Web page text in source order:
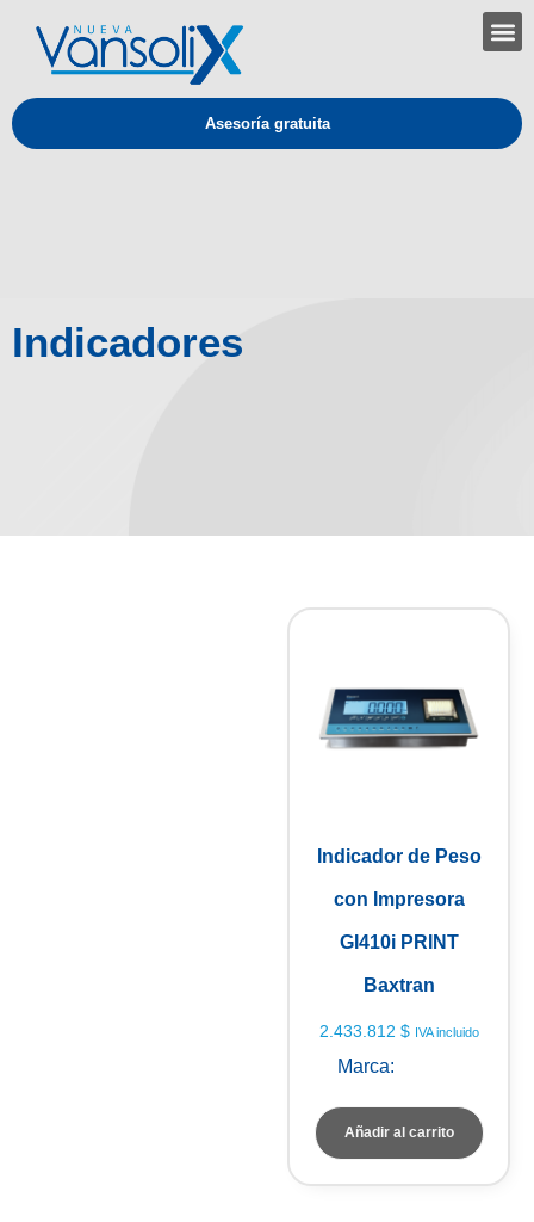
Asesoría gratuita
Indicadores
Indicador de Peso
con Impresora
GI410i PRINT
Baxtran
2.433.812 $ IVA incluido
Marca:
Añadir al carrito